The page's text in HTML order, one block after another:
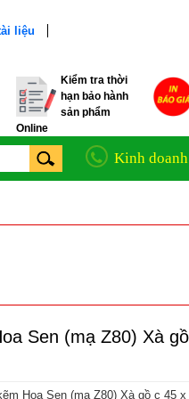
liệu
Kiểm tra thời
hạn bảo hành
sản phẩm
Online
Kinh doanh
Sen (mạ Z80) Xà
Hoa Sen (mạ Z80) Xà gồ c 45 x